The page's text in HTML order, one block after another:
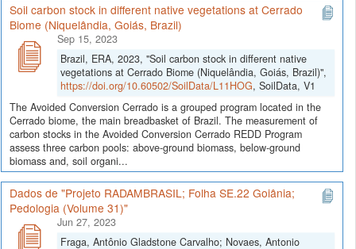
Soil carbon stock in different native vegetations at Cerrado
Biome (Niquelândia, Goiás, Brazil)
Sep 15, 2023
Brazil, ERA, 2023, "Soil carbon stock in different native
vegetations at Cerrado Biome (Niquelândia, Goiás, Brazil)",
https://doi.org/10.60502/SoilData/L11HOG, SoilData, V1
The Avoided Conversion Cerrado is a grouped program located in the
Cerrado biome, the main breadbasket of Brazil. The measurement of
carbon stocks in the Avoided Conversion Cerrado REDD Program
assess three carbon pools: above-ground biomass, below-ground
biomass and, soil organi...
Dados de "Projeto RADAMBRASIL; Folha SE.22 Goiânia;
Pedologia (Volume 31)"
Jun 27, 2023
Fraga, Antônio Gladstone Carvalho; Novaes, Antonio